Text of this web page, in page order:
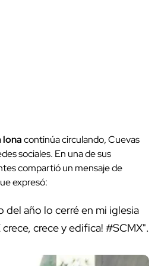
lonacontinúa circulando, Cuevas
sociales. En una de sus
compartió un mensaje de
expresó:
año lo cerré en mi iglesia
crece y edifica! #SCMX".